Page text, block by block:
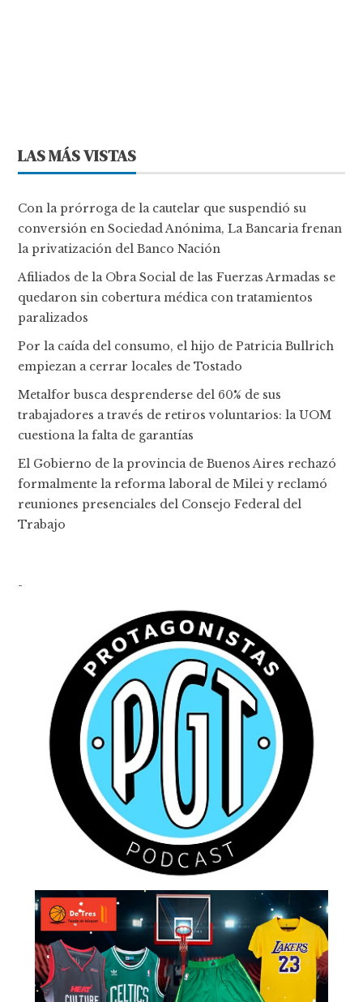
LAS MÁS VISTAS
Con la prórroga de la cautelar que suspendió su
conversión en Sociedad Anónima, La Bancaria frenan
la privatización del Banco Nación
Afiliados de la Obra Social de las Fuerzas Armadas se
quedaron sin cobertura médica con tratamientos
paralizados
Por la caída del consumo, el hijo de Patricia Bullrich
empiezan a cerrar locales de Tostado
Metalfor busca desprenderse del 60% de sus
trabajadores a través de retiros voluntarios: la UOM
cuestiona la falta de garantías
El Gobierno de la provincia de Buenos Aires rechazó
formalmente la reforma laboral de Milei y reclamó
reuniones presenciales del Consejo Federal del
Trabajo
-